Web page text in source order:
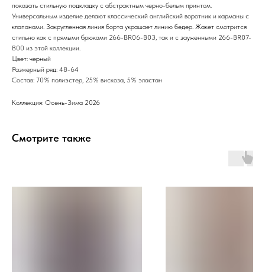
показать стильную подкладку с абстрактным черно-белым принтом.
Универсальным изделие делают классический английский воротник и карманы с
клапанами. Закругленная линия борта украшает линию бедер. Жакет смотрится
стильно как с прямыми брюками 266-BR06-B03, так и с зауженными 266-BR07-
B00 из этой коллекции.
Цвет: черный
Размерный ряд: 48-64
Состав: 70% полиэстер, 25% вискоза, 5% эластан
Коллекция: Осень-Зима 2026
Смотрите также